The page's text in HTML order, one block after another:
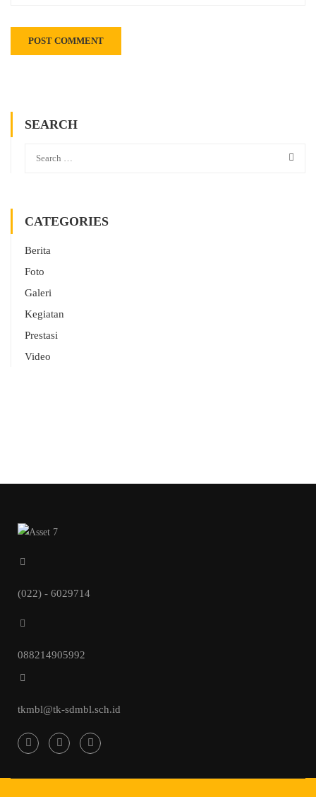
SEARCH
CATEGORIES
Berita
Foto
Galeri
Kegiatan
Prestasi
Video
(022) - 6029714
088214905992
tkmbl@tk-sdmbl.sch.id